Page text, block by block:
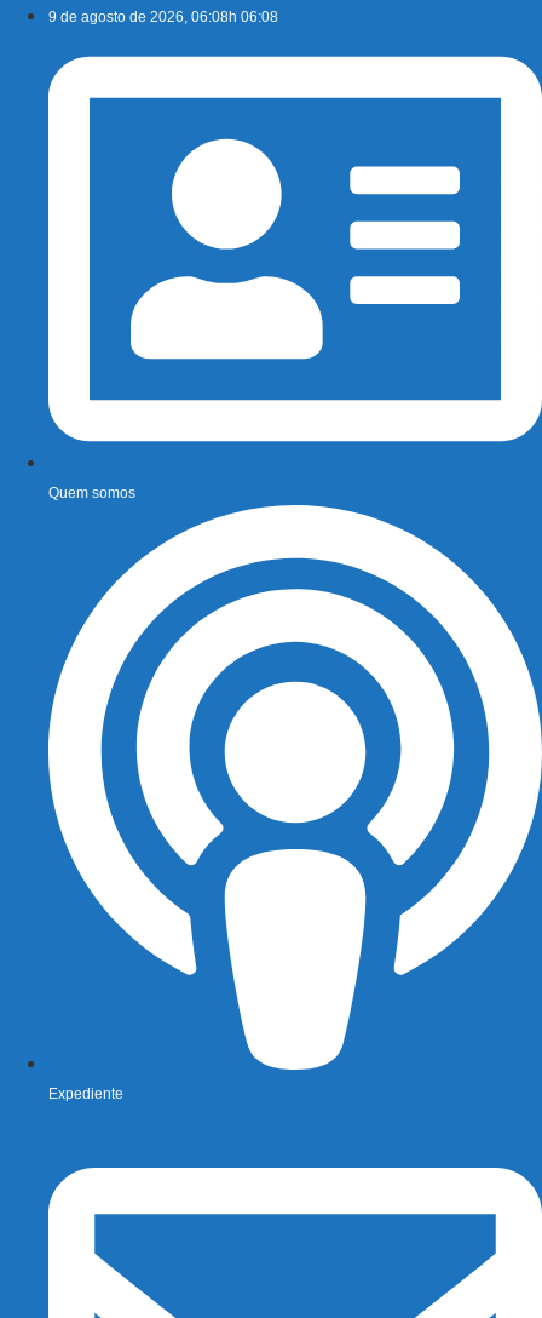
conteúdo
9 de agosto de 2026, 06:08h 06:08
Quem somos
Expediente